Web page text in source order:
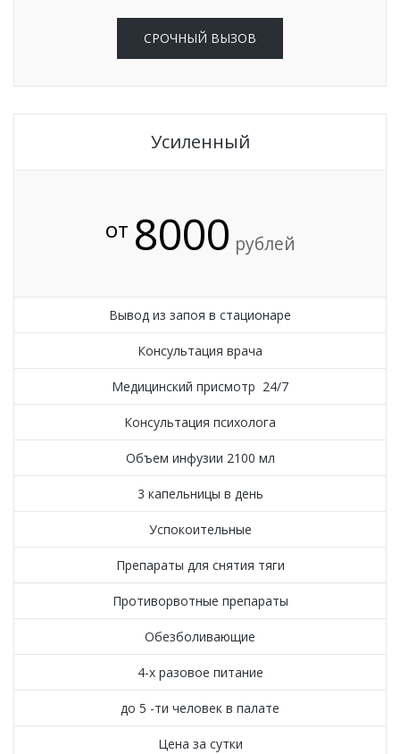
СРОЧНЫЙ ВЫЗОВ
Усиленный
от 8000 рублей
Вывод из запоя в стационаре
Консультация врача
Медицинский присмотр 24/7
Консультация психолога
Объем инфузии 2100 мл
3 капельницы в день
Успокоительные
Препараты для снятия тяги
Противорвотные препараты
Обезболивающие
4-х разовое питание
до 5 -ти человек в палате
Цена за сутки